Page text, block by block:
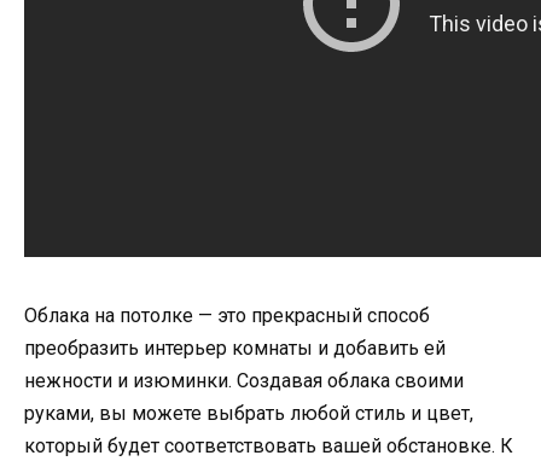
Облака на потолке — это прекрасный способ
преобразить интерьер комнаты и добавить ей
нежности и изюминки. Создавая облака своими
руками, вы можете выбрать любой стиль и цвет,
который будет соответствовать вашей обстановке. К